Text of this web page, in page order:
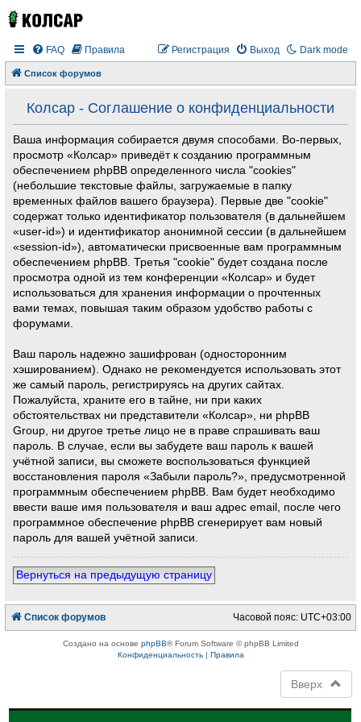
Dark mode
FAQ Правила Выход
Регистрация
Список форумов
Колсар - Соглашение о конфиденциальности
Ваша информация собирается двумя способами. Во-первых,
просмотр «Колсар» приведёт к созданию программным
обеспечением phpBB определенного числа "cookies"
(небольшие текстовые файлы, загружаемые в папку
временных файлов вашего браузера). Первые две "cookie"
содержат только идентификатор пользователя (в дальнейшем
«user-id») и идентификатор анонимной сессии (в дальнейшем
«session-id»), автоматически присвоенные вам программным
обеспечением phpBB. Третья "cookie" будет создана после
просмотра одной из тем конференции «Колсар» и будет
использоваться для хранения информации о прочтенных
вами темах, повышая таким образом удобство работы с
форумами.
Ваш пароль надежно зашифрован (односторонним
хэшированием). Однако не рекомендуется использовать этот
же самый пароль, регистрируясь на других сайтах.
Пожалуйста, храните его в тайне, ни при каких
обстоятельствах ни представители «Колсар», ни phpBB
Group, ни другое третье лицо не в праве спрашивать ваш
пароль. В случае, если вы забудете ваш пароль к вашей
учётной записи, вы сможете воспользоваться функцией
восстановления пароля «Забыли пароль?», предусмотренной
программным обеспечением phpBB. Вам будет необходимо
ввести ваше имя пользователя и ваш адрес email, после чего
программное обеспечение phpBB сгенерирует вам новый
пароль для вашей учётной записи.
Вернуться на предыдущую страницу
Список форумов Часовой пояс: UTC+03:00
Создано на основе phpBB® Forum Software © phpBB Limited
Конфиденциальность| Правила
Вверх